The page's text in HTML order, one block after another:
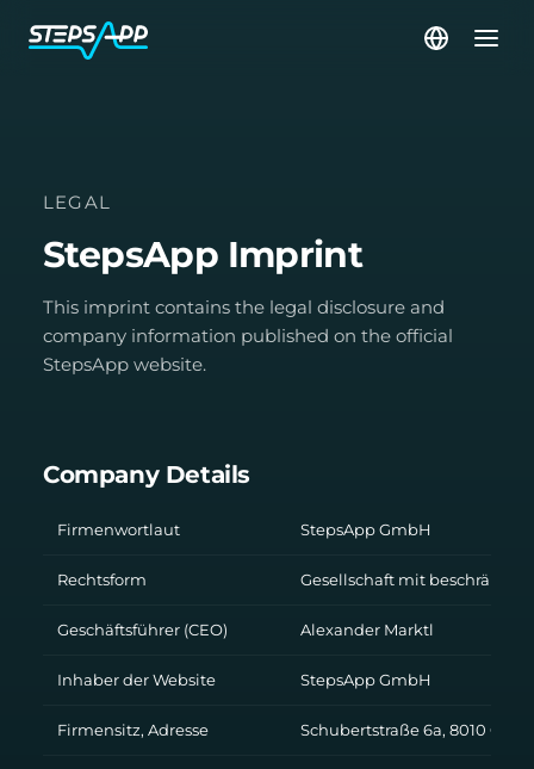
LEGAL
StepsApp Imprint
This imprint contains the legal disclosure and
company information published on the official
StepsApp website.
Company Details
Firmenwortlaut StepsApp GmbH
Rechtsform Gesellschaft mit
Geschäftsführer (CEO) Alexander Marktl
Inhaber der Website StepsApp GmbH
Firmensitz, Adresse Schubertstraße 6a, 8010 Graz